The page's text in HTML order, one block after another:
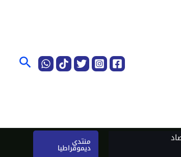
منتدى
ديموقراطيا